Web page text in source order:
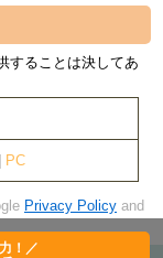
！／
することは決してあ
PC
Privacy Policy and